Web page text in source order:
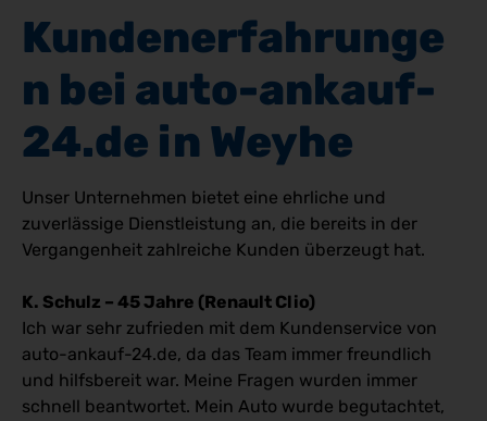
Kundenerfahrunge
n bei auto-ankauf-
24.de in Weyhe
Unser Unternehmen bietet eine ehrliche und
zuverlässige Dienstleistung an, die bereits in der
Vergangenheit zahlreiche Kunden überzeugt hat.
K. Schulz – 45 Jahre (Renault Clio)
Ich war sehr zufrieden mit dem Kundenservice von
auto-ankauf-24.de, da das Team immer freundlich
und hilfsbereit war. Meine Fragen wurden immer
schnell beantwortet. Mein Auto wurde begutachtet,